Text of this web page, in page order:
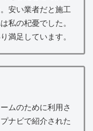
安い業者だと施工
私の杞憂でした。
満足しています。
ムのために利用さ
ナビで紹介された